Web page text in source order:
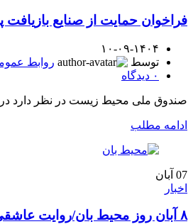
فراخوان حمایت از صنایع
۱۰-۰۹-۱۴۰۴
توسط
روابط
۰ دیدگاه
صندوق ملی محیط زیست در نظر دارد در
ادامه مطلب
07 آبان
اخبار
۸ آبان روز محیط بان/روایت عاشقی محیط‌بانان و طبیعت